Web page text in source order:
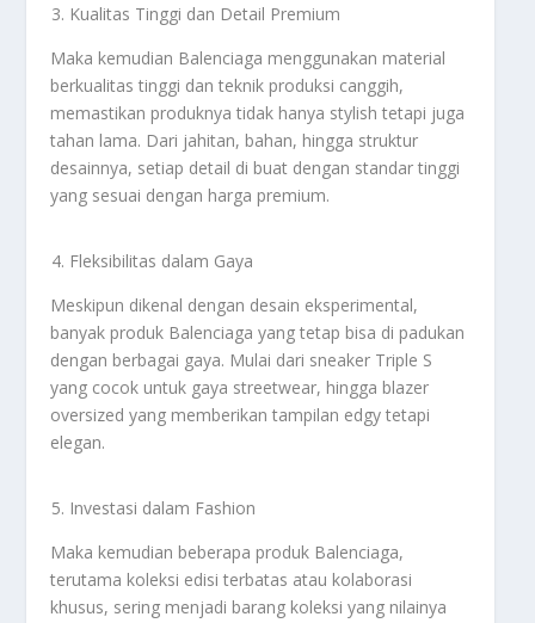
Kualitas Tinggi dan Detail Premium
Maka kemudian Balenciaga menggunakan material
berkualitas tinggi dan teknik produksi canggih,
memastikan produknya tidak hanya stylish tetapi juga
tahan lama. Dari jahitan, bahan, hingga struktur
desainnya, setiap detail di buat dengan standar tinggi
yang sesuai dengan harga premium.
Fleksibilitas dalam Gaya
Meskipun dikenal dengan desain eksperimental,
banyak produk Balenciaga yang tetap bisa di padukan
dengan berbagai gaya. Mulai dari sneaker Triple S
yang cocok untuk gaya streetwear, hingga blazer
oversized yang memberikan tampilan edgy tetapi
elegan.
Investasi dalam Fashion
Maka kemudian beberapa produk Balenciaga,
terutama koleksi edisi terbatas atau kolaborasi
khusus, sering menjadi barang koleksi yang nilainya